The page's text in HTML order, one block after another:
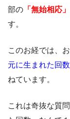
部の 「無始相応」
す。
このお経では、
元に生まれた回
ねています。
これは奇抜な質